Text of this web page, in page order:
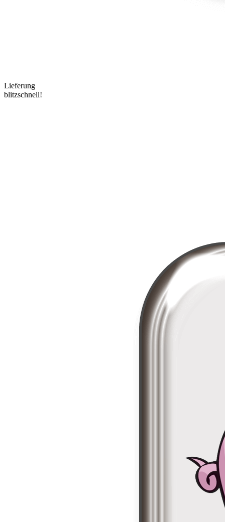
Lieferung
blitzschnell!